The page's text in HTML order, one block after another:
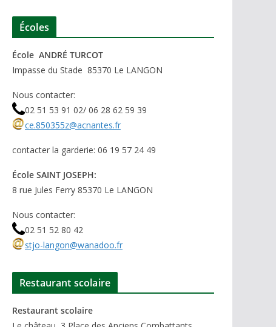
Écoles
École ANDRÉ TURCOT
Impasse du Stade 85370 Le LANGON
Nous contacter:
02 51 53 91 02/ 06 28 62 59 39
ce.850355z@acnantes.fr
contacter la garderie: 06 19 57 24 49
École SAINT JOSEPH:
8 rue Jules Ferry 85370 Le LANGON
Nous contacter:
02 51 52 80 42
stjo-langon@wanadoo.fr
Restaurant scolaire
Restaurant scolaire